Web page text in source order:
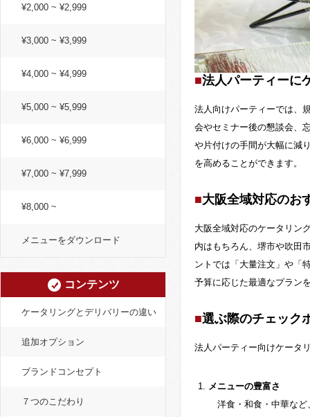
法人パーティーに
法人向けパーティーでは、
会やセミナー後の懇談会、
や片付けの手間が大幅に減
を高めることができます。
大阪全域対応のお
大阪全域対応のケータリン
内はもちろん、堺市や吹田
ントでは「大量注文」や「
予算に応じた最適なプラン
選ぶ際のチェック
法人パーティー向けケータ
メニューの豊富さ
洋食・和食・中華など
¥2,000 ~ ¥2,999
¥3,000 ~ ¥3,999
¥4,000 ~ ¥4,999
¥5,000 ~ ¥5,999
¥6,000 ~ ¥6,999
¥7,000 ~ ¥7,999
¥8,000 ~
メニューをダウンロード
コンテンツ
ケータリングとデリバリーの違い
追加オプション
ブランドコンセプト
７つのこだわり